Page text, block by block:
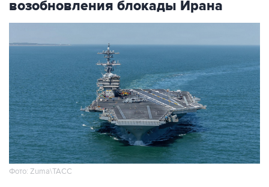
возобновления блокады Ирана
Фото: Zuma\ТАСС